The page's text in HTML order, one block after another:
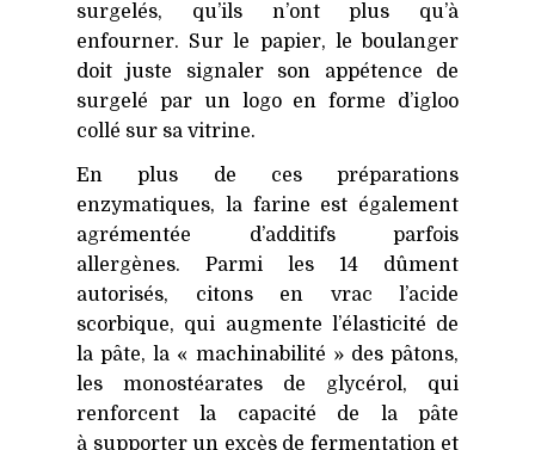
surgelés, qu’ils n’ont plus qu’à
enfourner. Sur le papier, le boulanger
doit juste signaler son appétence de
surgelé par un logo en forme d’igloo
collé sur sa vitrine.
En plus de ces préparations
enzymatiques, la farine est également
agrémentée d’additifs parfois
allergènes. Parmi les 14 dûment
autorisés, citons en vrac l’acide
scorbique, qui augmente l’élasticité de
la pâte, la « machinabilité » des pâtons,
les monostéarates de glycérol, qui
renforcent la capacité de la pâte
à supporter un excès de fermentation et